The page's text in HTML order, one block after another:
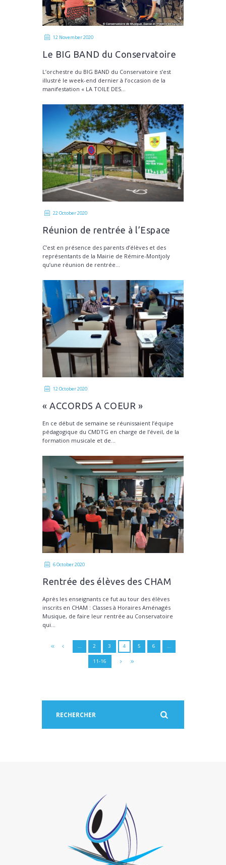
12 November 2020
Le BIG BAND du Conservatoire
L’orchestre du BIG BAND du Conservatoire s’est
illustré le week-end dernier à l’occasion de la
manifestation « LA TOILE DES...
22 October 2020
Réunion de rentrée à l’Espace
C’est en présence des parents d’élèves et des
représentants de la Mairie de Rémire-Montjoly
qu’une réunion de rentrée...
12 October 2020
« ACCORDS A COEUR »
En ce début de semaine se réunissaient l’équipe
pédagogique du CMDTG en charge de l’éveil, de la
formation musicale et de...
6 October 2020
Rentrée des élèves des CHAM
Après les enseignants ce fut au tour des élèves
inscrits en CHAM : Classes à Horaires Aménagés
Musique, de faire leur rentrée au Conservatoire
qui...
… 2 3 4 5 6 …
11-16